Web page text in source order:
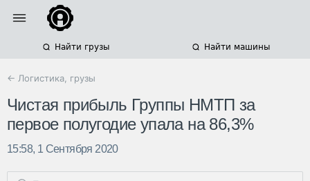
Найти грузы Найти машины
← Логистика, грузы
Чистая прибыль Группы НМТП за
первое полугодие упала на 86,3%
15:58, 1 Сентября 2020